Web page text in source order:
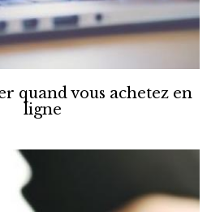
quand vous achetez en
ligne